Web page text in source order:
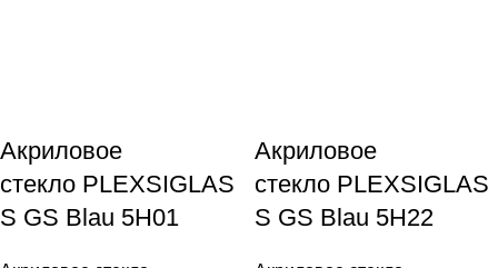
Акриловое
стекло PLEXSIGLAS
S GS Blau 5H01
Акриловое
стекло PLEXSIGLAS
S GS Blau 5H22